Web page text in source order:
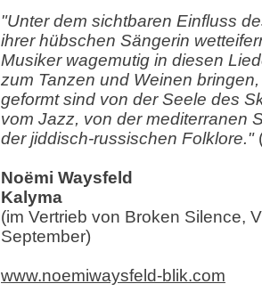
"Unter dem sichtbaren Einfluss
ihrer hübschen Sängerin
Musiker wagemutig in diesen
zum Tanzen und Weinen
geformt sind von der Seele des
vom Jazz, von der mediterranen
der jiddisch-russischen Folklore."
Noëmi Waysfeld
Kalyma
(im Vertrieb von Broken Silence,
September)
www.noemiwaysfeld-blik.com